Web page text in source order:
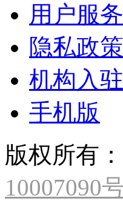
用户服
隐私政策
机构入驻
手机版
版权所有
10007090